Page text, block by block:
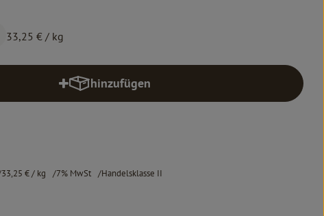
33,25 € / kg
hinzufügen
Produkt zum Warenkorb hinzufügen
33,25 €/ kg 7% MwSt Handelsklasse II